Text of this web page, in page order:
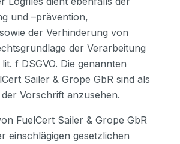
und –prävention,
der Verhinderung von
der Verarbeitung
f DSGVO. Die genannten
Sailer & Grope GbR sind als
Vorschrift anzusehen.
FuelCert Sailer & Grope GbR
einschlägigen gesetzlichen